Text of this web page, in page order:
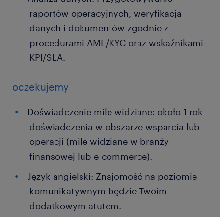
raportów operacyjnych, weryfikacja
danych i dokumentów zgodnie z
procedurami AML/KYC oraz wskaźnikami
KPI/SLA.
oczekujemy
Doświadczenie mile widziane: około 1 rok
doświadczenia w obszarze wsparcia lub
operacji (mile widziane w branży
finansowej lub e-commerce).
Język angielski: Znajomość na poziomie
komunikatywnym będzie Twoim
dodatkowym atutem.